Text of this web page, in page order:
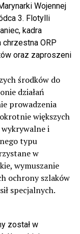
Wojennej
3. Flotylli
kadra
ORP
oraz zaproszeni
środków do
działań
prowadzenia
większych
i
typu
w
wymuszanie
ochrony szlaków
specjalnych.
został w